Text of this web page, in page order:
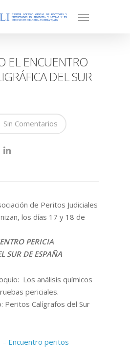
EL ENCUENTRO
DEL SUR
Sin Comentarios
de Peritos Judiciales
los días 17 y 18 de
PERICIA
SUR DE ESPAÑA
Los análisis químicos
periciales.
Peritos Calígrafos del Sur
– Encuentro peritos